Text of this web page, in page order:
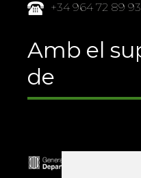
+34 964 72 89 93
Amb el
de